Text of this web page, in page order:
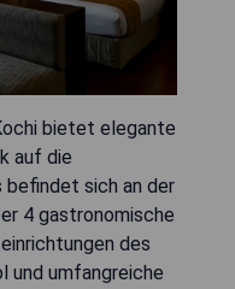
bietet elegante
auf die
befindet sich an der
4 gastronomische
des
und umfangreiche